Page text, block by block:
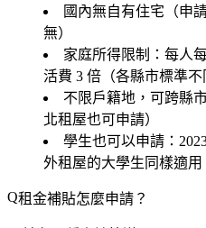
國內無自有住宅 （申
無）
家庭所得限制 ：每人
活費 3 倍（各縣市標準不
不限戶籍地 ，可跨縣
北租屋也可申請）
學生也可以申請 ：
外租屋的大學生同樣適用
租金補貼怎麼申請？